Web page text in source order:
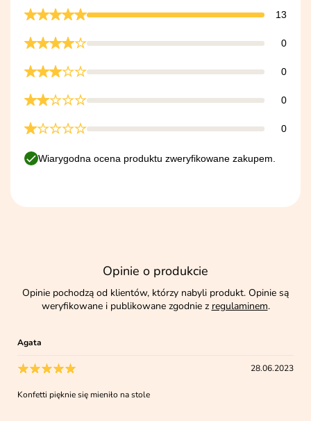
13
0
0
0
0
Wiarygodna ocena produktu zweryfikowane zakupem.
Opinie o produkcie
Opinie pochodzą od klientów, którzy nabyli produkt. Opinie są
weryfikowane i publikowane zgodnie z regulaminem.
Agata
28.06.2023
Konfetti pięknie się mieniło na stole